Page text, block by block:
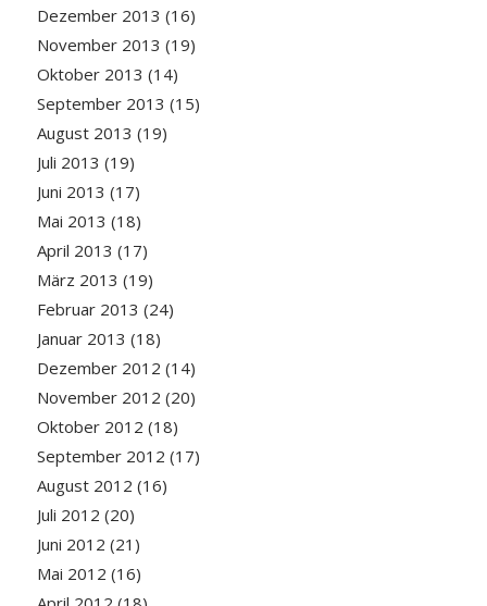
Dezember 2013 (16)
November 2013 (19)
Oktober 2013 (14)
September 2013 (15)
August 2013 (19)
Juli 2013 (19)
Juni 2013 (17)
Mai 2013 (18)
April 2013 (17)
März 2013 (19)
Februar 2013 (24)
Januar 2013 (18)
Dezember 2012 (14)
November 2012 (20)
Oktober 2012 (18)
September 2012 (17)
August 2012 (16)
Juli 2012 (20)
Juni 2012 (21)
Mai 2012 (16)